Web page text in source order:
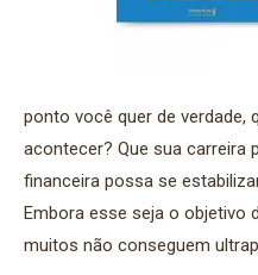
ponto você quer de verdade,
acontecer? Que sua carreira
financeira possa se
Embora esse seja o objetivo
muitos não conseguem